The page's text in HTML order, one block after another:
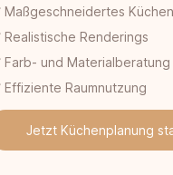
Maßgeschneidertes
Realistische Renderings
Farb- und Materialberatung
Effiziente Raumnutzung
Jetzt Küchenplanung